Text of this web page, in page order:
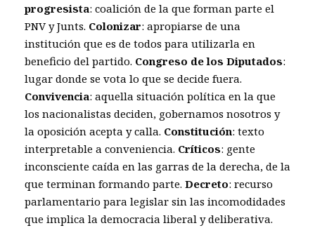
progresista: coalición de la que forman parte el
PNV y Junts. Colonizar: apropiarse de una
institución que es de todos para utilizarla en
beneficio del partido. Congreso de los Diputados:
lugar donde se vota lo que se decide fuera.
Convivencia: aquella situación política en la que
los nacionalistas deciden, gobernamos nosotros y
la oposición acepta y calla. Constitución: texto
interpretable a conveniencia. Críticos: gente
inconsciente caída en las garras de la derecha, de la
que terminan formando parte. Decreto: recurso
parlamentario para legislar sin las incomodidades
que implica la democracia liberal y deliberativa.